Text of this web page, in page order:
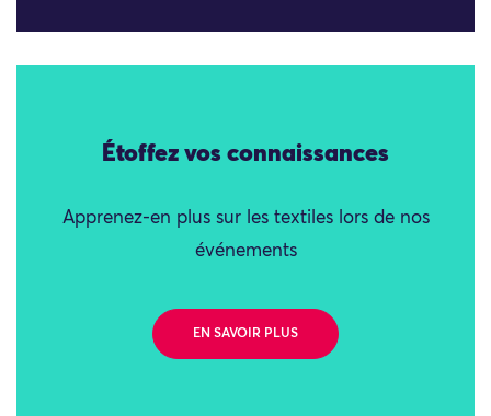
Étoffez vos connaissances
Apprenez-en plus sur les textiles lors de nos
événements
EN SAVOIR PLUS